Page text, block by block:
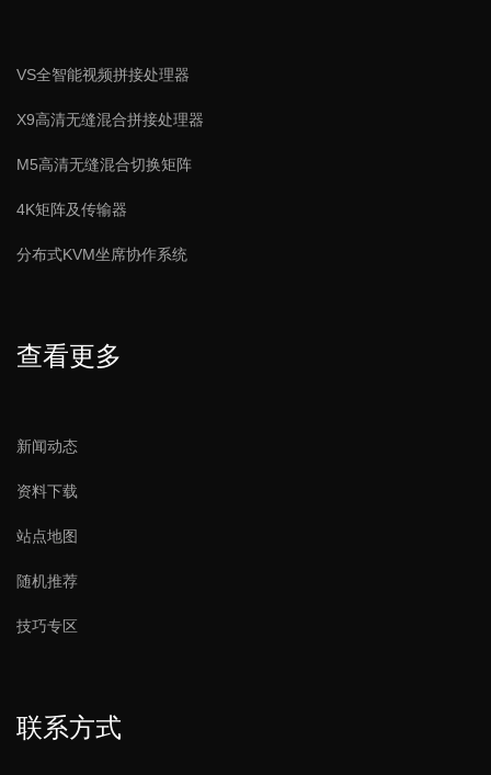
VS全智能视频拼接处理器
X9高清无缝混合拼接处理器
M5高清无缝混合切换矩阵
4K矩阵及传输器
分布式KVM坐席协作系统
查看更多
新闻动态
资料下载
站点地图
随机推荐
技巧专区
联系方式